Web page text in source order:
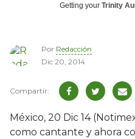
Getting your Trinity
Por Redacción
Dic 20, 2014
México, 20 Dic 14
como cantante y ahora